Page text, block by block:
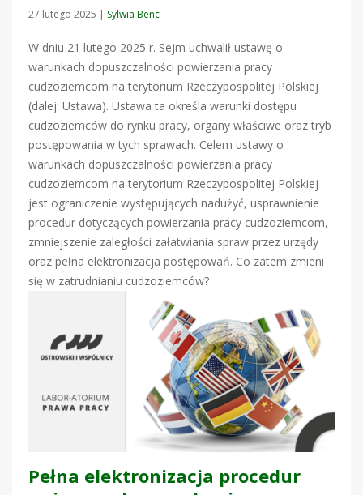
27 lutego 2025 | Sylwia Benc
W dniu 21 lutego 2025 r. Sejm uchwalił ustawę o
warunkach dopuszczalności powierzania pracy
cudzoziemcom na terytorium Rzeczypospolitej Polskiej
(dalej: Ustawa). Ustawa ta określa warunki dostępu
cudzoziemców do rynku pracy, organy właściwe oraz tryb
postępowania w tych sprawach. Celem ustawy o
warunkach dopuszczalności powierzania pracy
cudzoziemcom na terytorium Rzeczypospolitej Polskiej
jest ograniczenie występujących nadużyć, usprawnienie
procedur dotyczących powierzania pracy cudzoziemcom,
zmniejszenie zaległości załatwiania spraw przez urzędy
oraz pełna elektronizacja postępowań. Co zatem zmieni
się w zatrudnianiu cudzoziemców?
Pełna elektronizacja procedur